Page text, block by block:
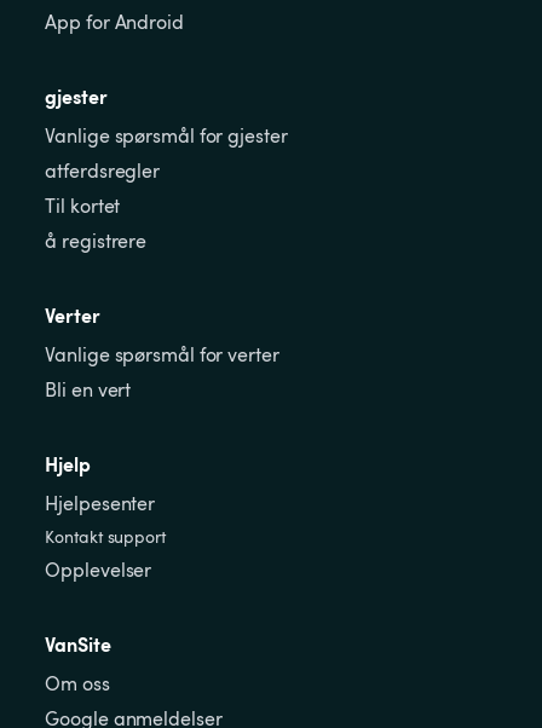
App for Android
gjester
Vanlige spørsmål for gjester
atferdsregler
Til kortet
å registrere
Verter
Vanlige spørsmål for verter
Bli en vert
Hjelp
Hjelpesenter
Kontakt support
Opplevelser
VanSite
Om oss
Google anmeldelser